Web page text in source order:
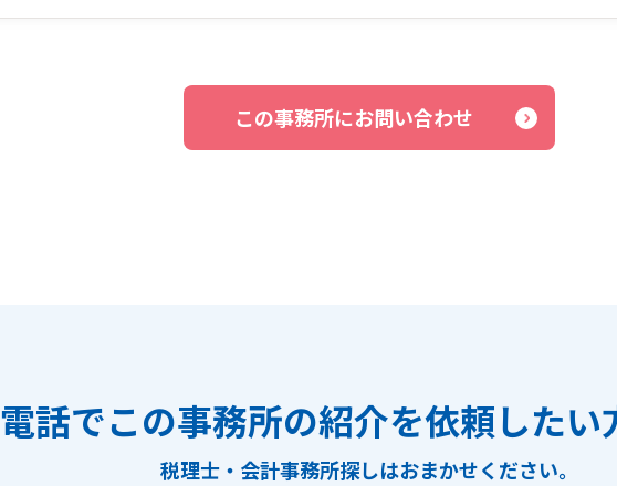
この事務所にお問い合わせ
電話でこの事務所の紹介を依頼したい
税理士・会計事務所探しはおまかせください。